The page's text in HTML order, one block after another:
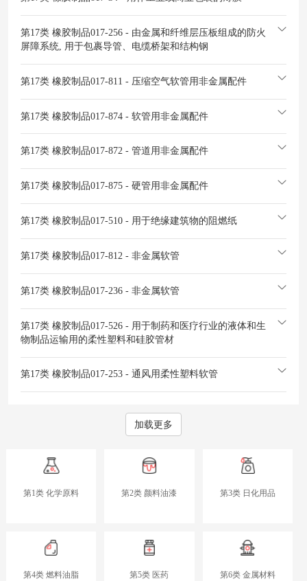
第17类 橡胶制品017-256 - 由金属和纤维层压板组成的防火
屏障系统, 用于包裹导管、电缆桥架和结构钢
第17类 橡胶制品017-811 - 压缩空气软管用非金属配件
第17类 橡胶制品017-874 - 软管用非金属配件
第17类 橡胶制品017-872 - 管道用非金属配件
第17类 橡胶制品017-875 - 硬管用非金属配件
第17类 橡胶制品017-510 - 用于绝缘建筑物的阻燃纸
第17类 橡胶制品017-812 - 非金属软管
第17类 橡胶制品017-236 - 非金属软管
第17类 橡胶制品017-526 - 用于制药和医疗行业的液体和生
物制品运输用的柔性塑料和硅胶管材
第17类 橡胶制品017-253 - 通风用柔性塑料软管
加载更多
第1类 化学原料 第2类 颜料油漆 第3类 日化用品
第4类 燃料油脂 第5类 医药 第6类 金属材料